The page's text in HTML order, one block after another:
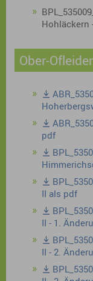
Hohläckern
Ober-
pdf
II als pdf
II - 1.
II - 2.